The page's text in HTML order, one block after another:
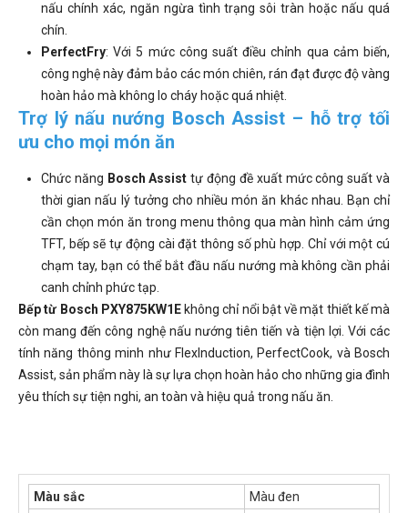
nấu chính xác, ngăn ngừa tình trạng sôi tràn hoặc nấu quá
chín.
PerfectFry: Với 5 mức công suất điều chỉnh qua cảm biến,
công nghệ này đảm bảo các món chiên, rán đạt được độ vàng
hoàn hảo mà không lo cháy hoặc quá nhiệt.
Trợ lý nấu nướng Bosch Assist – hỗ trợ tối
ưu cho mọi món ăn
Chức năng Bosch Assist tự động đề xuất mức công suất và
thời gian nấu lý tưởng cho nhiều món ăn khác nhau. Bạn chỉ
cần chọn món ăn trong menu thông qua màn hình cảm ứng
TFT, bếp sẽ tự động cài đặt thông số phù hợp. Chỉ với một cú
chạm tay, bạn có thể bắt đầu nấu nướng mà không cần phải
canh chỉnh phức tạp.
Bếp từ Bosch PXY875KW1Ekhông chỉ nổi bật về mặt thiết kế mà
còn mang đến công nghệ nấu nướng tiên tiến và tiện lợi. Với các
tính năng thông minh như FlexInduction, PerfectCook, và Bosch
Assist, sản phẩm này là sự lựa chọn hoàn hảo cho những gia đình
yêu thích sự tiện nghi, an toàn và hiệu quả trong nấu ăn.
Màu sắc Màu đen